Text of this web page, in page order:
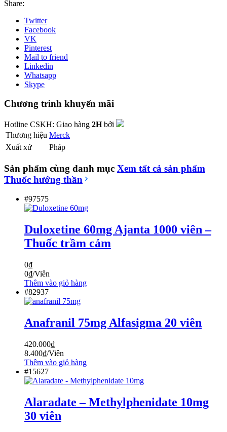
Share:
Twitter
Facebook
VK
Pinterest
Mail to friend
Linkedin
Whatsapp
Skype
Chương trình khuyến mãi
Hotline CSKH: Giao hàng 2Hbởi
Thương hiệu Merck
Xuất xứ
Pháp
Sản phẩm cùng danh mục Xem tất cả sản phẩm
Thuốc hướng thần
#97575
Duloxetine 60mg Ajanta 1000 viên –
Thuốc trầm cảm
0₫
0₫/Viên
Thêm vào giỏ hàng
#82937
Anafranil 75mg Alfasigma 20 viên
420.000₫
8.400₫/Viên
Thêm vào giỏ hàng
#15627
Alaradate – Methylphenidate 10mg
30 viên